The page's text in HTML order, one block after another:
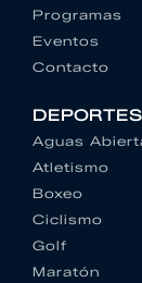
Programas
Eventos
Contacto
DEPORTES
Aguas
Atletismo
Boxeo
Ciclismo
Golf
Maratón